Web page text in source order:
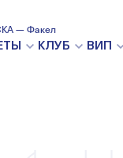
— Факел
КЛУБ ВИП